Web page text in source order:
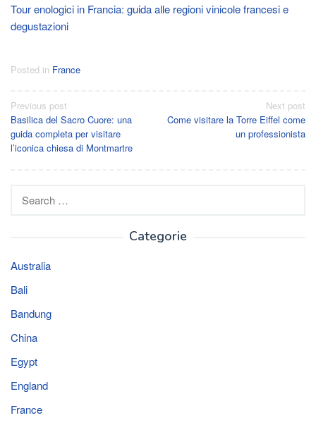
Tour enologici in Francia: guida alle regioni vinicole francesi e
degustazioni
Posted in France
Post
navigation
Previous post
Basilica del Sacro Cuore: una
guida completa per visitare
l’iconica chiesa di Montmartre
Next post
Come visitare la Torre Eiffel come
un professionista
Search
Categorie
Australia
Bali
Bandung
China
Egypt
England
France